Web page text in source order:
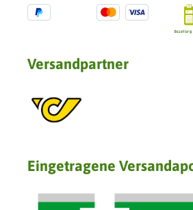
Versandpartner
Eingetragene